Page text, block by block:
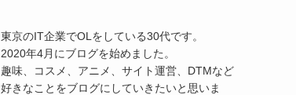
東京のIT企業でOLをしている30代です。
2020年4月にブログを始めました。
趣味、コスメ、アニメ、サイト運営、DTMなど
好きなことをブログにしていきたいと思いま